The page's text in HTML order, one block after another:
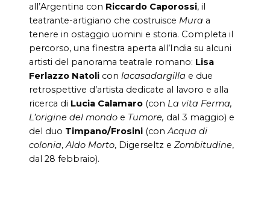
all’Argentina con Riccardo Caporossi, il
teatrante-artigiano che costruisce Mura a
tenere in ostaggio uomini e storia. Completa il
percorso, una finestra aperta all’India su alcuni
artisti del panorama teatrale romano: Lisa
Ferlazzo Natoli con lacasadargilla e due
retrospettive d’artista dedicate al lavoro e alla
ricerca di Lucia Calamaro (con La vita Ferma,
L’origine del mondo e Tumore, dal 3 maggio) e
del duo Timpano/Frosini (conAcqua di
colonia,Aldo Morto, Digerseltz e Zombitudine,
dal 28 febbraio).